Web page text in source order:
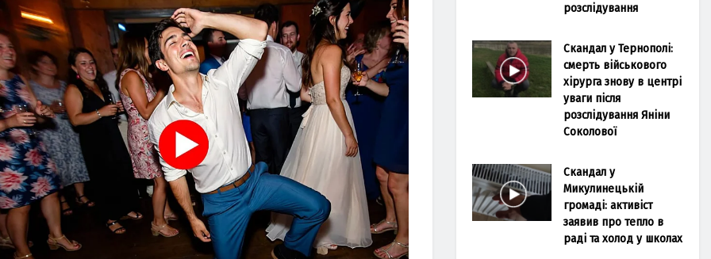
розслідування
Скандал у Тернополі:
смерть військового
хірурга знову в центрі
уваги після
розслідування Яніни
Соколової
Скандал у
Микулинецькій
громаді: активіст
заявив про тепло в
раді та холод у школах